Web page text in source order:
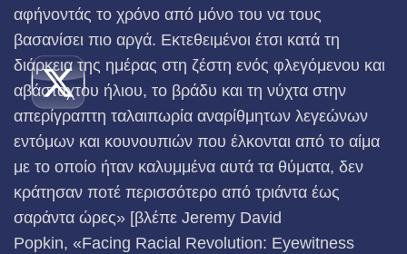
αφήνοντάς το χρόνο από μόνο του να τους
βασανίσει πιο αργά. Εκτεθειμένοι έτσι κατά τη
διάρκεια της ημέρας στη ζέστη ενός φλεγόμενου και
αβάσταχτου ήλιου, το βράδυ και τη νύχτα στην
απερίγραπτη ταλαιπωρία αναρίθμητων λεγεώνων
εντόμων και κουνουπιών που έλκονται από το αίμα
με το οποίο ήταν καλυμμένα αυτά τα θύματα, δεν
κράτησαν ποτέ περισσότερο από τριάντα έως
σαράντα ώρες» [βλέπε Jeremy David
Popkin, «Facing Racial Revolution: Eyewitness